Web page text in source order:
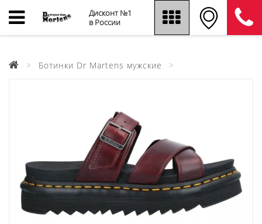
Дисконт №1
в России
Ботинки Dr Martens мужские